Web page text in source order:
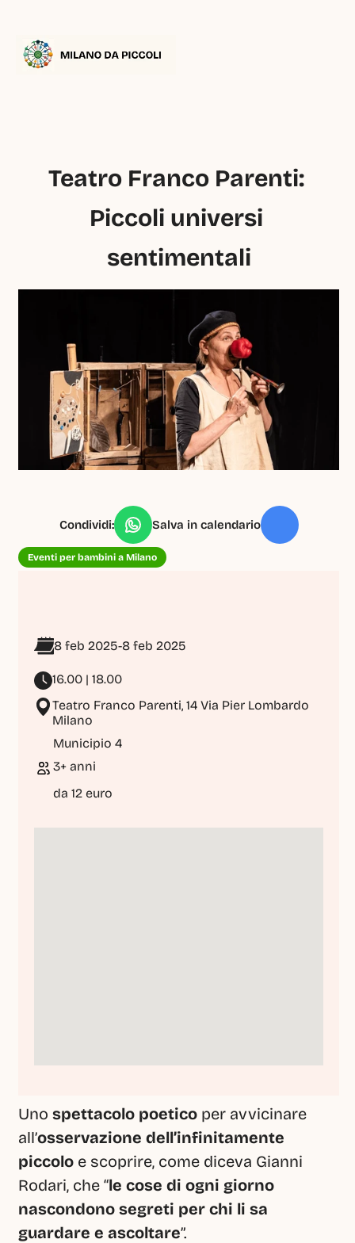
Teatro Franco Parenti:
Piccoli universi
sentimentali
Uno spettacolo poetico per avvicinare
all’osservazione dell’infinitamente
piccolo e scoprire, come diceva Gianni
Rodari, che “le cose di ogni giorno
nascondono segreti per chi li sa
guardare e ascoltare”.
Condividi: Salva in calendario
Eventi per bambini a Milano
8 feb 2025-8 feb 2025
16.00 | 18.00
Teatro Franco Parenti, 14 Via Pier Lombardo
Milano
Municipio 4
3+ anni
da 12 euro